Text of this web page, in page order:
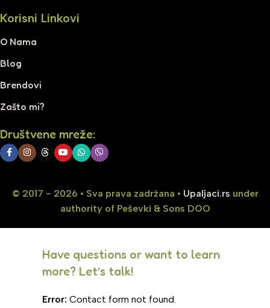
Korisni Linkovi
O Nama
Blog
Brendovi
Zašto mi?
Društvene mreže:
© 2017 - 2026 • Sva prava zadržana • Upaljaci.rs under
authority of Peševki & Sons DOO
Have questions or want to learn
more? Let’s talk!
Error: Contact form not found.